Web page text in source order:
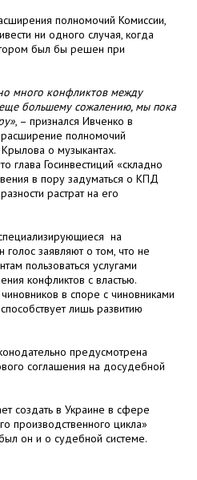
полномочий Комиссии,
ни одного случая, когда
был бы решен при
много конфликтов между
большему сожалению, мы пока
, – признался Ивченко в
полномочий
о музыкантах.
глава Госинвестиций «складно
в пору задуматься о КПД
растрат на его
на
голос заявляют о том, что не
пользоваться услугами
конфликтов с властью.
в споре с чиновниками
лишь развитию
предусмотрена
соглашения на досудебной
создать в Украине в сфере
производственного цикла»
он и о судебной системе.